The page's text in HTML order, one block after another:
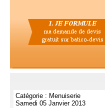
Catégorie : Menuiserie
Samedi 05 Janvier 2013